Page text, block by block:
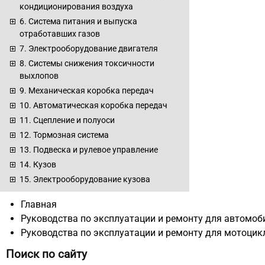
кондиционирования воздуха
6. Система питания и выпуска
отработавших газов
7. Электрооборудование двигателя
8. Системы снижения токсичности
выхлопов
9. Механическая коробка передач
10. Автоматическая коробка передач
11. Сцепление и полуоси
12. Тормозная система
13. Подвеска и рулевое управление
14. Кузов
15. Электрооборудование кузова
Главная
Руководства по эксплуатации и ремонту для
Руководства по эксплуатации и ремонту для
Поиск по сайту